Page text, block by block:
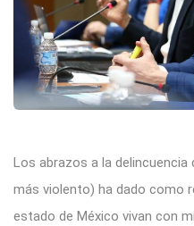
Los abrazos a la
más violento) ha dado como
estado de México vivan con